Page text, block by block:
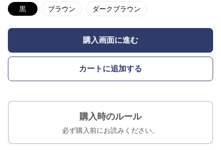
黒 ブラウン ダークブラウン
購入画面に進む
カートに追加する
購入時のルール
必ず購入前にお読みください。